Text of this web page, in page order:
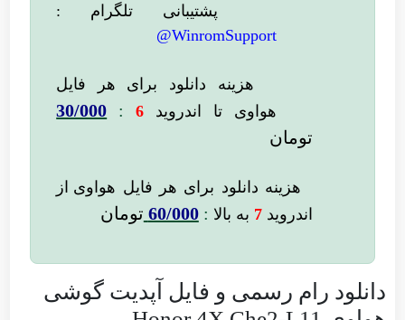
پشتیبانی تلگرام :
WinromSupport@
هزینه دانلود برای هر فایل
هواوی تا اندروید 6
:
30/000
تومان
هزینه دانلود برای هر فایل هواوی از
اندروید7 به بالا :
60/000 تومان
دانلود رام رسمی و فایل آپدیت گوشی